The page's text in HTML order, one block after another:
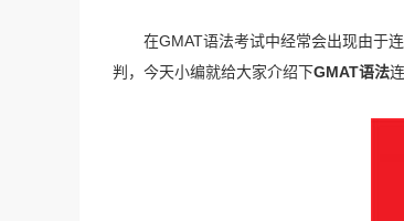
在GMAT语法考试中经常会出现由于连
判，今天小编就给大家介绍下GMAT语法